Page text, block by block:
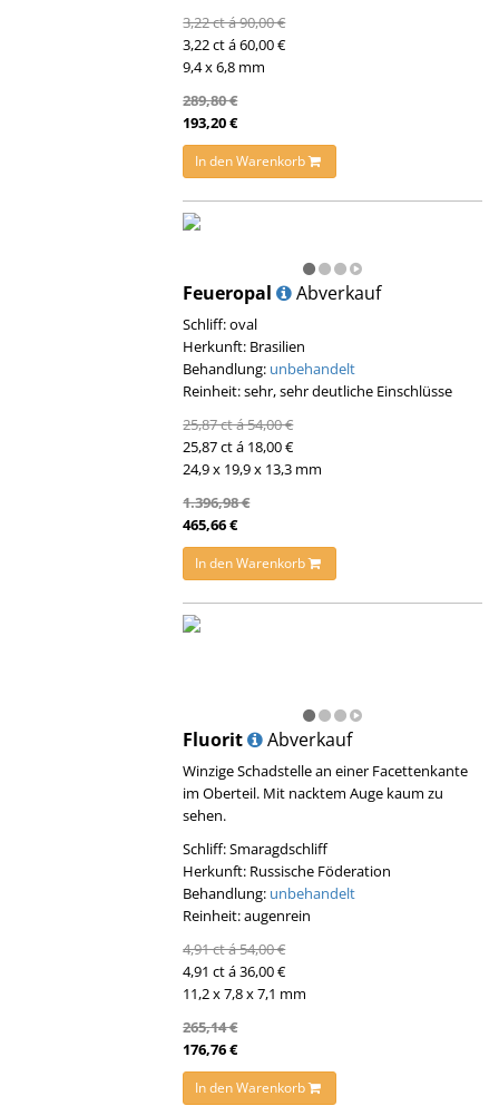
3,22 ct á 90,00 €
3,22 ct á 60,00 €
9,4 x 6,8 mm
289,80 €
193,20 €
In den Warenkorb
Feueropal Abverkauf
Schliff: oval
Herkunft: Brasilien
Behandlung: unbehandelt
Reinheit: sehr, sehr deutliche Einschlüsse
25,87 ct á 54,00 €
25,87 ct á 18,00 €
24,9 x 19,9 x 13,3 mm
1.396,98 €
465,66 €
In den Warenkorb
Fluorit Abverkauf
Winzige Schadstelle an einer Facettenkante
im Oberteil. Mit nacktem Auge kaum zu
sehen.
Schliff: Smaragdschliff
Herkunft: Russische Föderation
Behandlung: unbehandelt
Reinheit: augenrein
4,91 ct á 54,00 €
4,91 ct á 36,00 €
11,2 x 7,8 x 7,1 mm
265,14 €
176,76 €
In den Warenkorb